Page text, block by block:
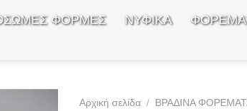
ΦΟΡΜΕΣ ΝΥΦΙΚΑ
Αρχική σελίδα / ΒΡΑΔΙΝΑ